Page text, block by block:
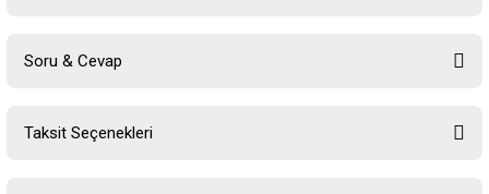
Soru & Cevap
Taksit Seçenekleri